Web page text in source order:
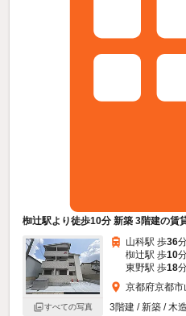
椥辻駅より徒歩10分 新築 3階建の賃
すべての写真
山科駅 歩36
椥辻駅 歩10
東野駅 歩18
京都府京都
3階建 / 新築 / 木造